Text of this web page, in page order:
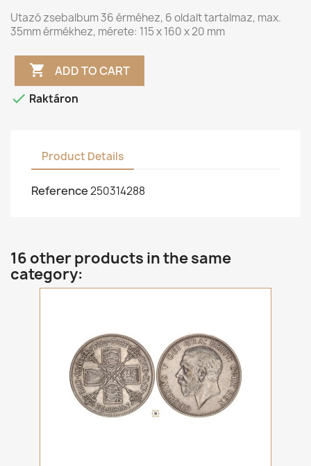
Utazó zsebalbum 36 érméhez, 6 oldalt tartalmaz, max.
35mm érmékhez, mérete: 115 x 160 x 20 mm
 ADD TO CART
 Raktáron
Product Details
Reference250314288
16 other products in the same
category: